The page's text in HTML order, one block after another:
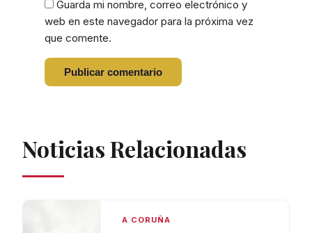
Guarda mi nombre, correo electrónico y
web en este navegador para la próxima vez
que comente.
Noticias Relacionadas
A CORUÑA